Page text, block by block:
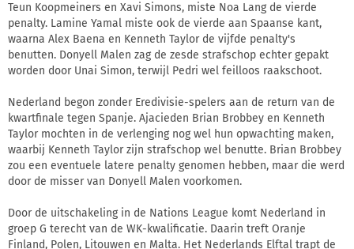
Teun Koopmeiners en Xavi Simons, miste Noa Lang de vierde
penalty. Lamine Yamal miste ook de vierde aan Spaanse kant,
waarna Alex Baena en Kenneth Taylor de vijfde penalty's
benutten. Donyell Malen zag de zesde strafschop echter gepakt
worden door Unai Simon, terwijl Pedri wel feilloos raakschoot.
Nederland begon zonder Eredivisie-spelers aan de return van de
kwartfinale tegen Spanje. Ajacieden Brian Brobbey en Kenneth
Taylor mochten in de verlenging nog wel hun opwachting maken,
waarbij Kenneth Taylor zijn strafschop wel benutte. Brian Brobbey
zou een eventuele latere penalty genomen hebben, maar die werd
door de misser van Donyell Malen voorkomen.
Door de uitschakeling in de Nations League komt Nederland in
groep G terecht van de WK-kwalificatie. Daarin treft Oranje
Finland, Polen, Litouwen en Malta. Het Nederlands Elftal trapt de